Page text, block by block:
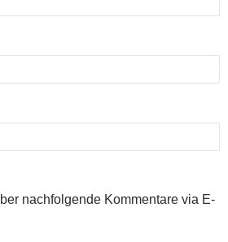
nachfolgende Kommentare via E-